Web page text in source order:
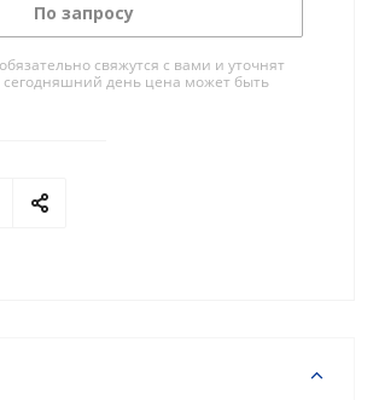
По запросу
свяжутся с вами и уточнят
сегодняшний день цена может быть